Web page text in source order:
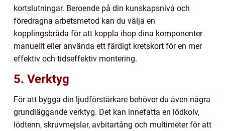
kortslutningar. Beroende på din kunskapsnivå och
föredragna arbetsmetod kan du välja en
kopplingsbräda för att koppla ihop dina komponenter
manuellt eller använda ett färdigt kretskort för en mer
effektiv och tidseffektiv montering.
5. Verktyg
För att bygga din ljudförstärkare behöver du även några
grundläggande verktyg. Det kan innefatta en lödkolv,
lödtenn, skruvmejslar, avbitartång och multimeter för att